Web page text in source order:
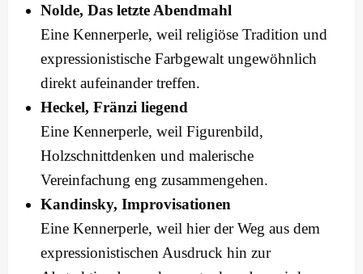
Nolde, Das letzte Abendmahl
Eine Kennerperle, weil religiöse Tradition und
expressionistische Farbgewalt ungewöhnlich
direkt aufeinander treffen.
Heckel, Fränzi liegend
Eine Kennerperle, weil Figurenbild,
Holzschnittdenken und malerische
Vereinfachung eng zusammengehen.
Kandinsky, Improvisationen
Eine Kennerperle, weil hier der Weg aus dem
expressionistischen Ausdruck hin zur